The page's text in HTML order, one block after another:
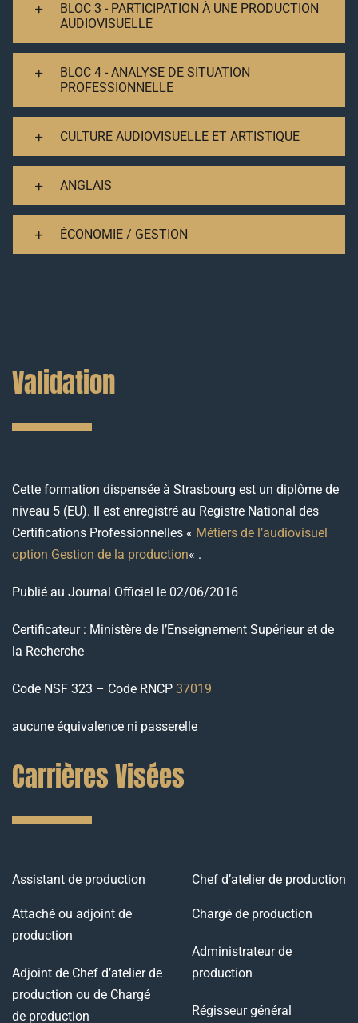
BLOC 3 - PARTICIPATION À UNE PRODUCTION
AUDIOVISUELLE
BLOC 4 - ANALYSE DE SITUATION
PROFESSIONNELLE
CULTURE AUDIOVISUELLE ET ARTISTIQUE
ANGLAIS
ÉCONOMIE / GESTION
Validation
Cette formation dispensée à Strasbourg est un diplôme de
niveau 5 (EU). Il est enregistré au Registre National des
Certifications Professionnelles « Métiers de l’audiovisuel
option Gestion de la production« .
Publié au Journal Officiel le 02/06/2016
Certificateur : Ministère de l’Enseignement Supérieur et de
la Recherche
Code NSF 323 – Code RNCP 37019
aucune équivalence ni passerelle
Carrières Visées
Assistant de production
Attaché ou adjoint de
production
Adjoint de Chef d’atelier de
production ou de Chargé
de production
Chef d’atelier de production
Chargé de production
Administrateur de
production
Régisseur général